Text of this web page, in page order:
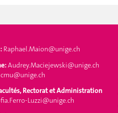
Raphael.Maion@unige.ch
Audrey.Maciejewski@unige.ch
Rectorat et Administration
Luzzi@unige.ch